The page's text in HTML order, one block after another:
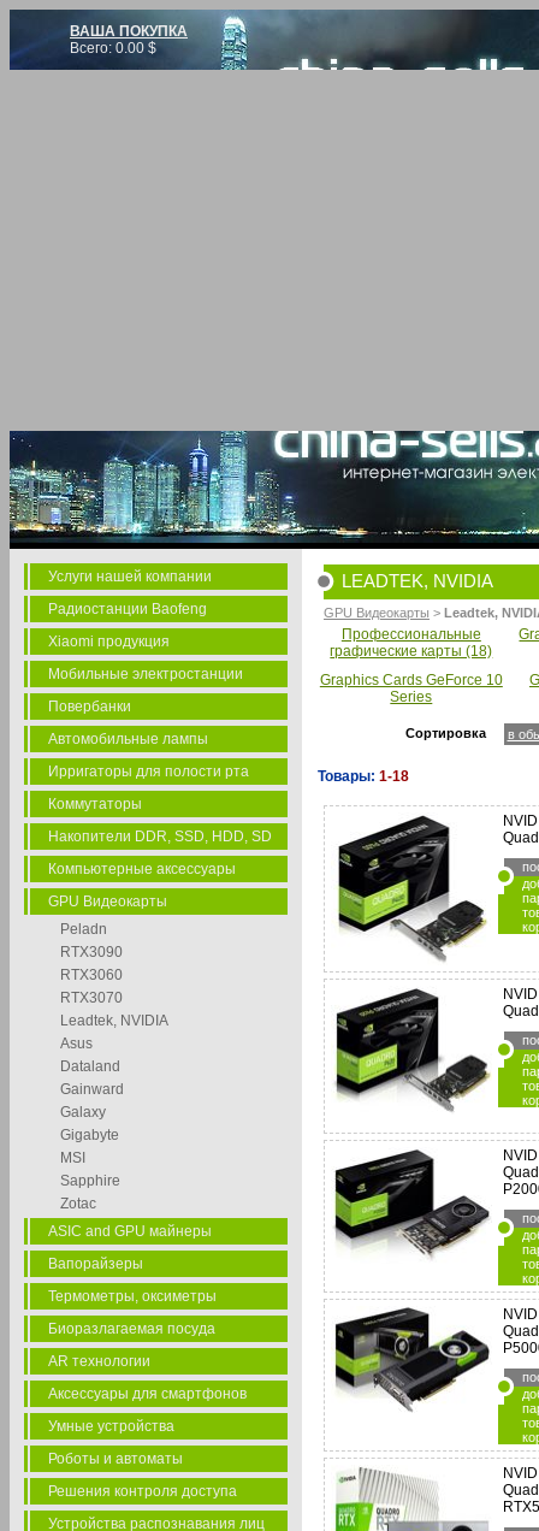
ВАША ПОКУПКА
Всего: 0.00 $
Услуги нашей компании
Радиостанции Baofeng
Xiaomi продукция
Мобильные электростанции
Повербанки
Автомобильные лампы
Ирригаторы для полости рта
Коммутаторы
Накопители DDR, SSD, HDD, SD
Компьютерные аксессуары
GPU Видеокарты
Peladn
RTX3090
RTX3060
RTX3070
Leadtek, NVIDIA
Asus
Dataland
Gainward
Galaxy
Gigabyte
MSI
Sapphire
Zotac
ASIC and GPU майнеры
Вапорайзеры
Термометры, оксиметры
Биоразлагаемая посуда
AR технологии
Аксессуары для смартфонов
Умные устройства
Роботы и автоматы
Решения контроля доступа
Устройства распознавания лиц
LEADTEK, NVIDIA
GPU Видеокарты > Leadtek,
Профессиональные
графические карты (18)
Graphics Cards GeForce 10
Series
Сортировка в
Товары: 1-18